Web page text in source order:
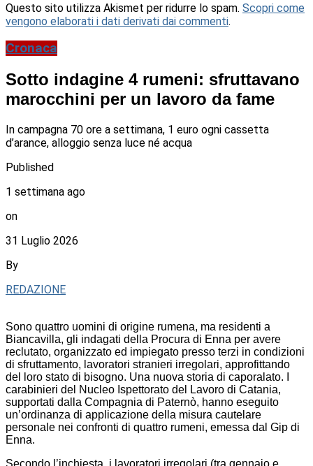
Questo sito utilizza Akismet per ridurre lo spam. Scopri come
vengono elaborati i dati derivati dai commenti.
Cronaca
Sotto indagine 4 rumeni: sfruttavano
marocchini per un lavoro da fame
In campagna 70 ore a settimana, 1 euro ogni cassetta
d’arance, alloggio senza luce né acqua
Published
1 settimana ago
on
31 Luglio 2026
By
REDAZIONE
Sono quattro uomini di origine rumena, ma residenti a
Biancavilla, gli indagati della Procura di Enna per avere
reclutato, organizzato ed impiegato presso terzi in condizioni
di sfruttamento, lavoratori stranieri irregolari, approfittando
del loro stato di bisogno. Una nuova storia di caporalato. I
carabinieri del Nucleo Ispettorato del Lavoro di Catania,
supportati dalla Compagnia di Paternò, hanno eseguito
un’ordinanza di applicazione della misura cautelare
personale nei confronti di quattro rumeni, emessa dal Gip di
Enna.
Secondo l’inchiesta, i lavoratori irregolari (tra gennaio e